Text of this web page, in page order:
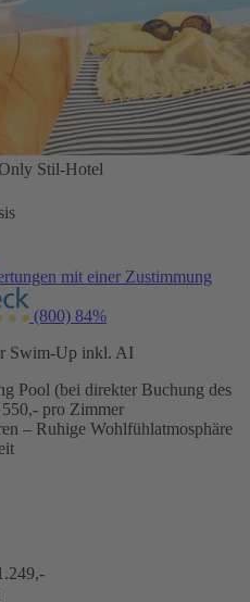
Stil-Hotel
mit einer Zustimmung
(800) 84%
Swim-Up inkl. AI
Pool (bei direkter Buchung des
pro Zimmer
– Ruhige Wohlfühlatmosphäre